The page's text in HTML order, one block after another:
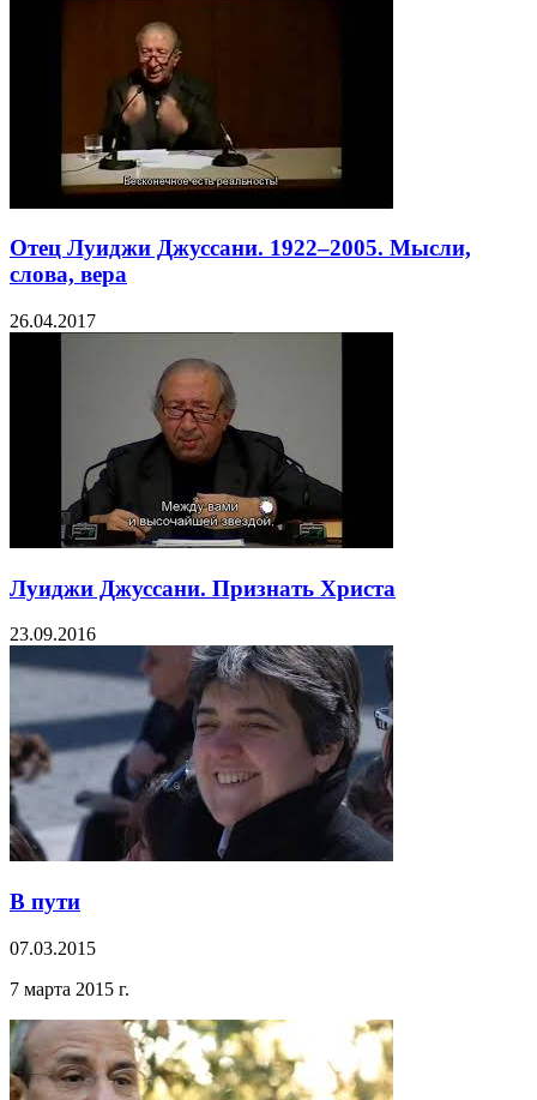
Отец Луиджи Джуссани. 1922–2005. Мысли,
слова, вера
26.04.2017
Луиджи Джуссани. Признать Христа
23.09.2016
В пути
07.03.2015
7 марта 2015 г.